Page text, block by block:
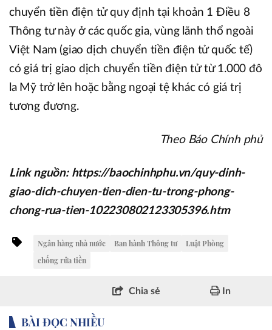
chuyển tiền điện tử quy định tại khoản 1 Điều 8
Thông tư này ở các quốc gia, vùng lãnh thổ ngoài
Việt Nam (giao dịch chuyển tiền điện tử quốc tế)
có giá trị giao dịch chuyển tiền điện tử từ 1.000 đô
la Mỹ trở lên hoặc bằng ngoại tệ khác có giá trị
tương đương.
Theo Báo Chính phủ
Link nguồn: https://baochinhphu.vn/quy-dinh-
giao-dich-chuyen-tien-dien-tu-trong-phong-
chong-rua-tien-102230802123305396.htm
Ngân hàng nhà nước Ban hành Thông tư
Luật Phòng
chống rửa tiền
Chia sẻ In
BÀI ĐỌC NHIỀU